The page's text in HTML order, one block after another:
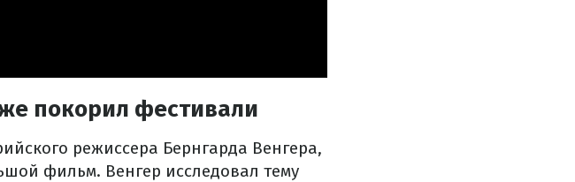
покорил фестивали
режиссера Бернгарда Венгера,
фильм. Венгер исследовал тему